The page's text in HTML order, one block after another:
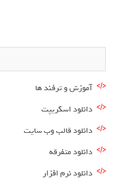
آموزش و ترفند ها
دانلود اسکریپت
دانلود قالب وب سایت
دانلود متفرقه
دانلود نرم افزار